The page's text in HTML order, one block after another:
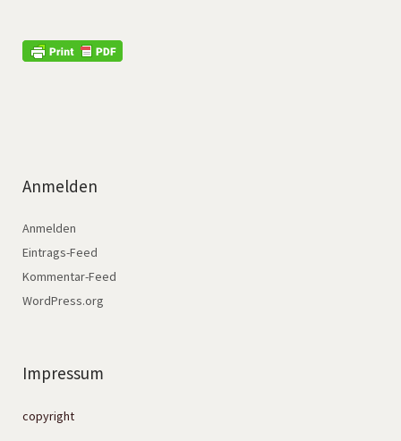
Anmelden
Anmelden
Eintrags-Feed
Kommentar-Feed
WordPress.org
Impressum
copyright